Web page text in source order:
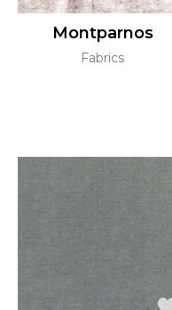
Montparnos
Fabrics